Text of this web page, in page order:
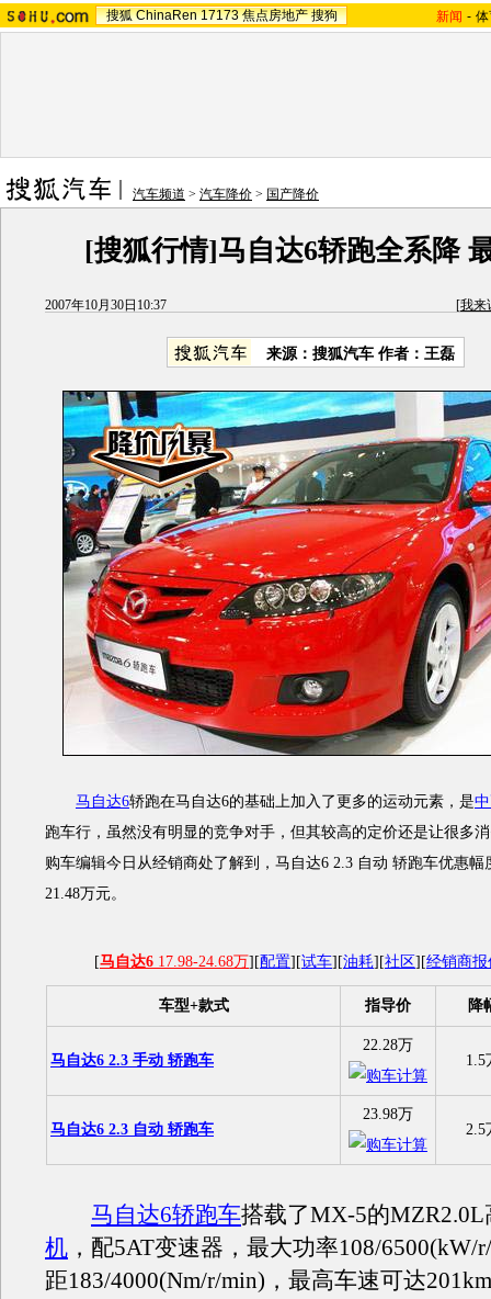
搜狐 ChinaRen 17173 焦点房地产 搜狗 新闻 -
汽车频道 > 汽车降价 > 国产降价
[搜狐行情]马自达6轿跑全系降
2007年10月30日10:37 [我来
来源：搜狐汽车 作者：王磊
马自达6轿跑在马自达6的基础上加入了更多的运动元素，是
跑车行，虽然没有明显的竞争对手，但其较高的定价还是让很多
购车编辑今日从经销商处了解到，马自达6 2.3 自动 轿跑车优惠幅
21.48万元。
[马自达6 17.98-24.68万][配置][试车][油耗][社区][经销商
车型+款式 指导价 降
马自达6 2.3 手动 轿跑车
22.28万
1.5
马自达6 2.3 自动 轿跑车
23.98万
2.5
马自达6轿跑车搭载了MX-5的MZR2.0L
机 ，配5AT变速器，最大功率108/6500(kW/
距183/4000(Nm/r/min)，最高车速可达